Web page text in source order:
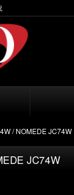
/ NOMEDE JC74W
JC74W